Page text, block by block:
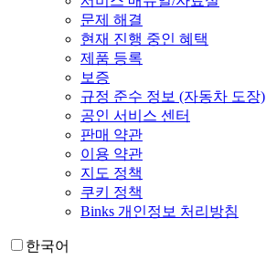
문제 해결
현재 진행 중인 혜택
제품 등록
보증
규정 준수 정보 (자동차 도장)
공인 서비스 센터
판매 약관
이용 약관
지도 정책
쿠키 정책
Binks 개인정보 처리방침
한국어